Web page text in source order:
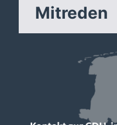
Mitreden